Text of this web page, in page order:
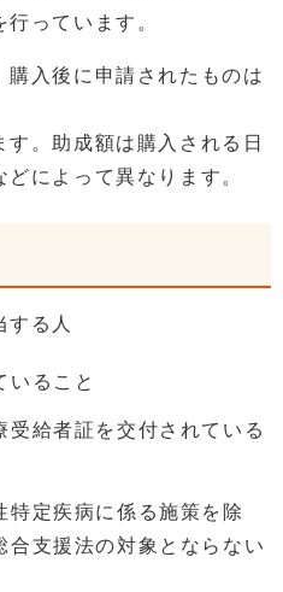
っています。
入後に申請されたものは
。助成額は購入される日
によって異なります。
る人
いること
受給者証を交付されている
特定疾病に係る施策を除
合支援法の対象とならない